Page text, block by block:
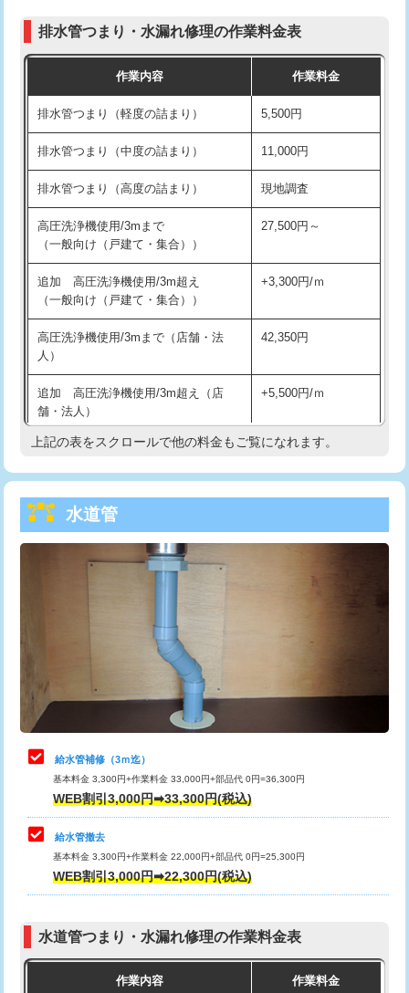
追加人工 16,500円
現場見積
※給水管工事は20mmまでの価格です。
交換・取付（その他部品） 11,000円+材料費
持込商品取付（単水栓） 13,200円
持込商品取付（混合水栓） 16,500円
持込商品取付（浄水器・分岐水栓） 16,500円
給水管工事※（ホール加工) 16,500円
給水管工事※（バンド止め) 3,300円
給水管工事※（支持金具設置)
給水管工事※（保温材使用（バンド止
め込み）)
5,500円
給水管工事※（土の掘削・埋め戻し作
業)
11,000円
給水管工事※（塩ビ管（VP・HI）使
用/3ｍまで)
33,000円
給水管工事※（塩ビ管（VP・HI）使
+8,800円
給水管工事※（ライニング鋼管・銅
管・ポリ管・HT管使用/3ｍまで)
給水管工事※（ライニング鋼管・銅
管・ポリ管・HT管使用/3ｍ超え)
排水管工事（土の掘削・埋め戻し作
11,000円~
排水管工事（排水管工事/3ｍまで） 55,000円
排水管工事（追加 排水管工事/3ｍ超
マス交換（土の掘削・埋め戻し作業）
マス交換（深さ50㎝未満）
マス交換（深さ50㎝以上）
コンクリート斫り（厚さ10㎝まで）
排水管つまり・水漏れ修理の作業料金表
作業内容 作業料金
排水管つまり（軽度の詰まり） 5,500円
排水管つまり（中度の詰まり） 11,000円
排水管つまり（高度の詰まり） 現地調査
高圧洗浄機使用/3mまで
（一般向け（戸建て・集合））
27,500円～
追加 高圧洗浄機使用/3m超え
（一般向け（戸建て・集合））
+3,300円/ｍ
高圧洗浄機使用/3mまで（店舗・法
人）
42,350円
追加 高圧洗浄機使用/3m超え（店
舗・法人）
+5,500円/ｍ
高度高圧洗浄換 現地調査
トーラー機使用/3mまで
追加トーラー機使用/3m超え
33,000円
8,800円
止水・漏水調査・防水処理・清掃・修
理・調整・分解・加工など（軽作業）
11,000円
止水・漏水調査・防水処理・清掃・修
理・調整・分解・加工など（中作業）
止水・漏水調査・防水処理・清掃・修
理・調整・分解・加工など（重作業）
33,000円
その他部品の脱着
交換・取付（タンク）
式）)
式・ワンホール）)
上記の表をスクロールで他の料金もご覧になれます。
水道管
給水管補修（3ｍ迄）
基本料金 3,300円+作業料金 33,000円+部品代 0円=36,300円
WEB割引3,000円➡33,300円(税込)
給水管撤去
基本料金 3,300円+作業料金 22,000円+部品代 0円=25,300円
WEB割引3,000円➡22,300円(税込)
水道管つまり・水漏れ修理の作業料金表
作業内容 作業料金